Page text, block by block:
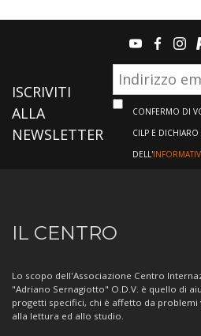
youtube
ISCRIVITI
ALLA
NEWSLETTER
CONFERMO DI
CILP E
DELL'
Informazioni
sul
Centro
IL CENTRO
Lo scopo dell'Associazione Centro
"Adriano Sernagiotto" O.D.V. è quello di
progetti specifici, chi è affetto da
alla lettura ed allo studio.